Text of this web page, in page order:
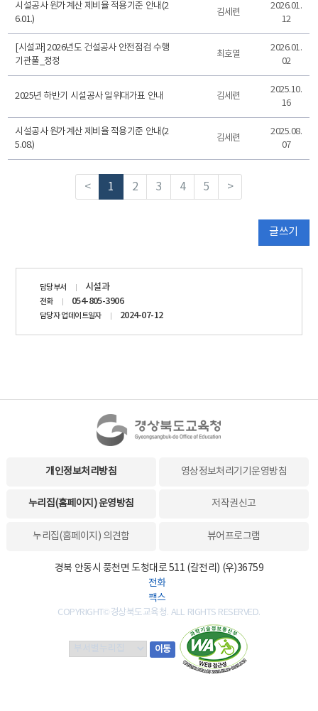
시설공사 원가계산 제비율 적용기준 안내(2
6.01.)
김세련
2026.01.
12
[시설과] 2026년도 건설공사 안전점검 수행
기관풀_정정
최호열
2026.01.
02
2025년 하반기 시설공사 일위대가표 안내 김세련
2025.10.
16
시설공사 원가계산 제비율 적용기준 안내(2
5.08.)
김세련
2025.08.
07
< 1 2 3 4 5 >
글쓰기
담당부서 시설과
전화 054-805-3906
담당자 업데이트일자 2024-07-12
개인정보처리방침 영상정보처리기기운영방침
누리집(홈페이지) 운영방침 저작권신고
누리집(홈페이지) 의견함 뷰어프로그램
경북 안동시 풍천면 도청대로 511 (갈전리) (우)36759
전화
팩스
COPYRIGHT©경상북도교육청. ALL RIGHTS RESERVED.
이동